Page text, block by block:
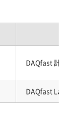
DAQfast 計
DAQfast